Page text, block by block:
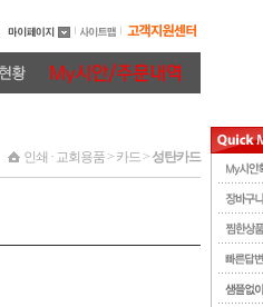
인쇄 · 교회용품 > 카드 > 성탄카드